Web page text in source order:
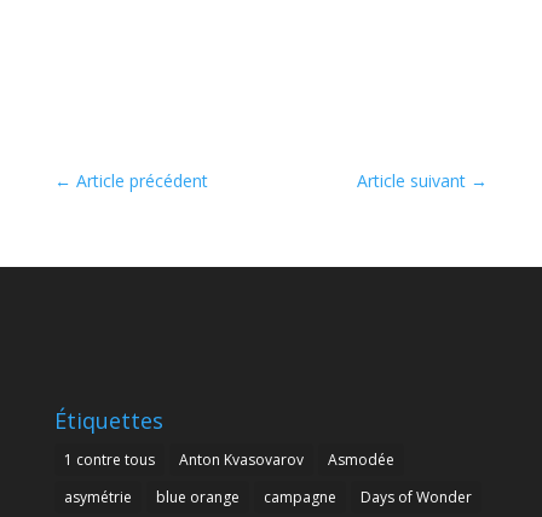
← Article précédent Article suivant →
Étiquettes
1 contre tous Anton Kvasovarov
Asmodée
asymétrie
blue orange campagne
Days of Wonder